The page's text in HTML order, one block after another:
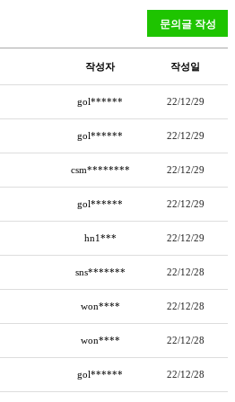
작성자 작성일
gol****** 22/12/29
gol****** 22/12/29
csm******** 22/12/29
gol****** 22/12/29
hn1*** 22/12/29
sns******* 22/12/28
won**** 22/12/28
won**** 22/12/28
gol****** 22/12/28